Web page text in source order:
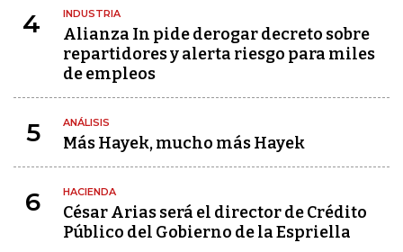
4 INDUSTRIA
Alianza In pide derogar decreto sobre
repartidores y alerta riesgo para miles
de empleos
5 ANÁLISIS
Más Hayek, mucho más Hayek
6 HACIENDA
César Arias será el director de Crédito
Público del Gobierno de la Espriella